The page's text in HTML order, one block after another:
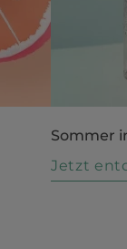
Sommer
Jetzt